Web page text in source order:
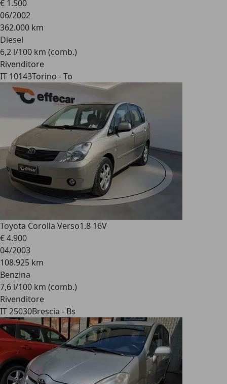
€ 1.500
06/2002
362.000 km
Diesel
6,2 l/100 km (comb.)
Rivenditore
IT 10143Torino - To
Toyota Corolla Verso1.8 16V
€ 4.900
04/2003
108.925 km
Benzina
7,6 l/100 km (comb.)
Rivenditore
IT 25030Brescia - Bs